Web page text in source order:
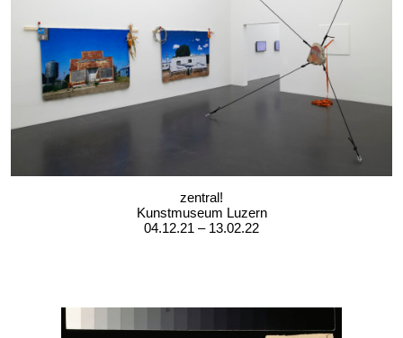
zentral!
Kunstmuseum Luzern
04.12.21 – 13.02.22